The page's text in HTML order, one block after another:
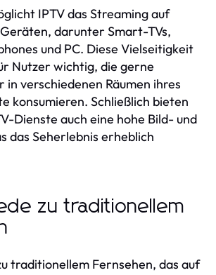
IPTV das Streaming auf
darunter Smart-TVs,
und PC. Diese Vielseitigkeit
Nutzer wichtig, die gerne
in verschiedenen Räumen ihres
konsumieren. Schließlich bieten
Dienste auch eine hohe Bild- und
das Seherlebnis erheblich
zu traditionellem
traditionellem Fernsehen, das auf